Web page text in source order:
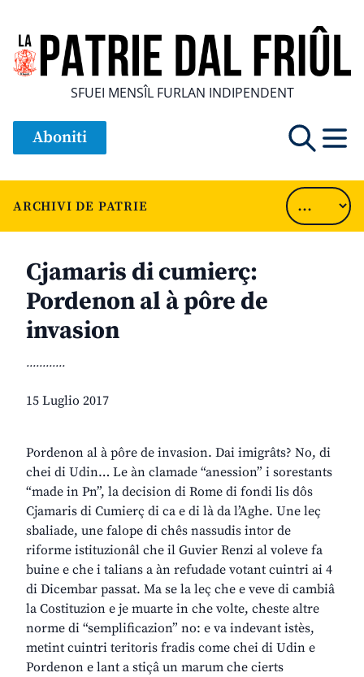
SFUEI MENSÎL FURLAN INDIPENDENT
Aboniti
ARCHIVI DE PATRIE
Cjamaris di cumierç:
Pordenon al à pôre de
invasion
............
15 Luglio 2017
Pordenon al à pôre de invasion. Dai imigrâts? No, di
chei di Udin… Le àn clamade “anession” i sorestants
“made in Pn”, la decision di Rome di fondi lis dôs
Cjamaris di Cumierç di ca e di là da l’Aghe. Une leç
sbaliade, une falope di chês nassudis intor de
riforme istituzionâl che il Guvier Renzi al voleve fa
buine e che i talians a àn refudade votant cuintri ai 4
di Dicembar passat. Ma se la leç che e veve di cambiâ
la Costituzion e je muarte in che volte, cheste altre
norme di “semplificazion” no: e va indevant istès,
metint cuintri teritoris fradis come chei di Udin e
Pordenon e lant a stiçâ un marum che cierts